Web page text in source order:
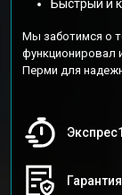
Быстрый и
Мы заботимся о
функционировал
Перми для